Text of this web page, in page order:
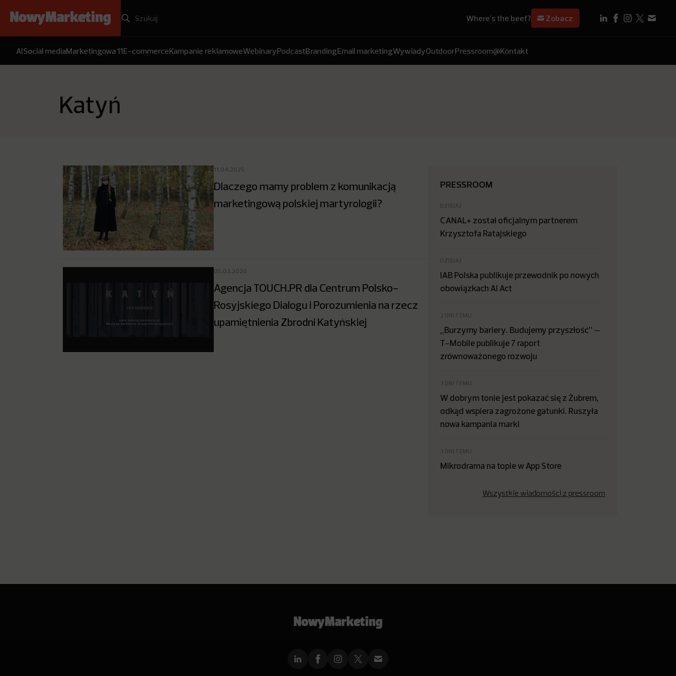
Where's the beef? Zobacz
AISocial mediaMarketingowa 11E-commerceKampanie reklamoweWebinaryPodcastBrandingEmail marketingWywiadyOutdoorPressroom@Kontakt
Katyń
11.04.2025
Dlaczego mamy problem z komunikacją
marketingową polskiej martyrologii?
05.03.2020
Agencja TOUCH.PR dla Centrum Polsko-
Rosyjskiego Dialogu i Porozumienia na rzecz
upamiętnienia Zbrodni Katyńskiej
PRESSROOM
DZISIAJ
CANAL+ został oficjalnym partnerem
Krzysztofa Ratajskiego
DZISIAJ
IAB Polska publikuje przewodnik po nowych
obowiązkach AI Act
2 DNI TEMU
„Burzymy bariery. Budujemy przyszłość” –
T-Mobile publikuje 7 raport
zrównoważonego rozwoju
3 DNI TEMU
W dobrym tonie jest pokazać się z Żubrem,
odkąd wspiera zagrożone gatunki. Ruszyła
nowa kampania marki
3 DNI TEMU
Mikrodrama na topie w App Store
Wszystkie wiadomości z pressroom